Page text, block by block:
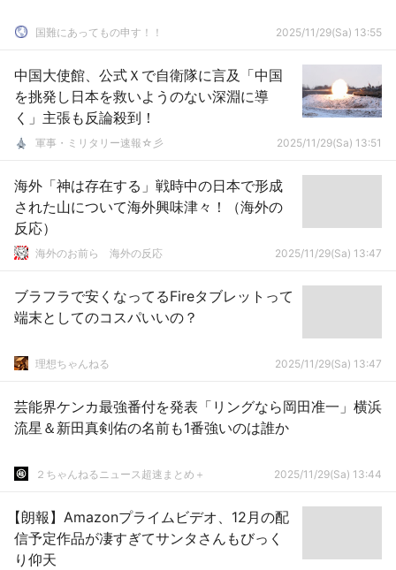
国難にあってもの申す！！ 2025/11/29(Sa) 13:55
中国大使館、公式Ｘで自衛隊に言及「中国
を挑発し日本を救いようのない深淵に導
く」主張も反論殺到！
軍事・ミリタリー速報☆彡 2025/11/29(Sa) 13:51
海外「神は存在する」戦時中の日本で形成
された山について海外興味津々！（海外の
反応）
海外のお前ら 海外の反応 2025/11/29(Sa) 13:47
ブラフラで安くなってるFireタブレットって
端末としてのコスパいいの？
理想ちゃんねる 2025/11/29(Sa) 13:47
芸能界ケンカ最強番付を発表「リングなら岡田准一」横浜
流星＆新田真剣佑の名前も1番強いのは誰か
２ちゃんねるニュース超速まとめ＋ 2025/11/29(Sa) 13:44
【朗報】Amazonプライムビデオ、12月の配
信予定作品が凄すぎてサンタさんもびっく
り仰天